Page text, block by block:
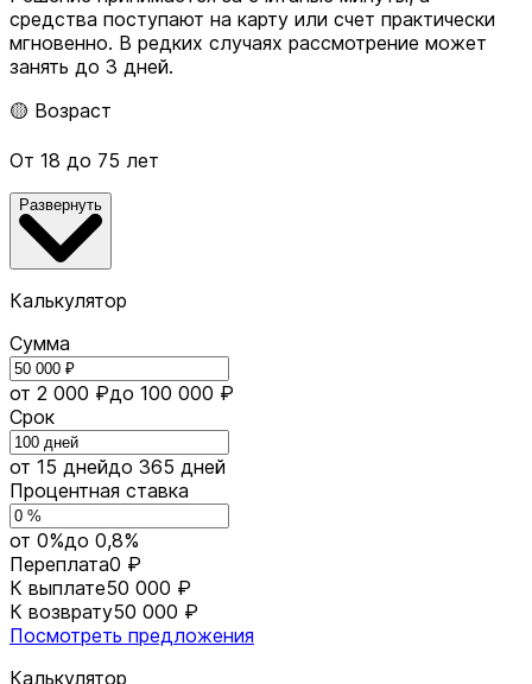
средства поступают на карту или счет практически
мгновенно. В редких случаях рассмотрение может
занять до 3 дней.
🟡 Возраст
От 18 до 75 лет
Развернуть
Калькулятор
Сумма
от 2 000 ₽до 100 000 ₽
Срок
от 15 днейдо 365 дней
Процентная ставка
от 0%до 0,8%
Переплата0 ₽
К выплате50 000 ₽
К возврату50 000 ₽
Посмотреть предложения
Калькулятор